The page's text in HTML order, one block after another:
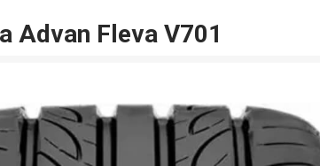
Advan Fleva V701